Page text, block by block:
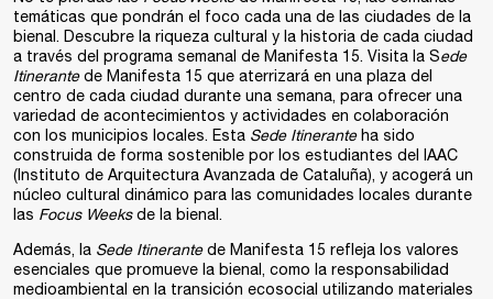
temáticas que pondrán el foco cada una de las ciudades de la
bienal. Descubre la riqueza cultural y la historia de cada ciudad
a través del programa semanal de Manifesta 15. Visita la Sede
Itinerantede Manifesta 15 que aterrizará en una plaza del
centro de cada ciudad durante una semana, para ofrecer una
variedad de acontecimientos y actividades en colaboración
con los municipios locales. Esta Sede Itineranteha sido
construida de forma sostenible por los estudiantes del IAAC
(Instituto de Arquitectura Avanzada de Cataluña), y acogerá un
núcleo cultural dinámico para las comunidades locales durante
las Focus Weeksde la bienal.
Además, la Sede Itinerantede Manifesta 15 refleja los valores
esenciales que promueve la bienal, como la responsabilidad
medioambiental en la transición ecosocial utilizando materiales